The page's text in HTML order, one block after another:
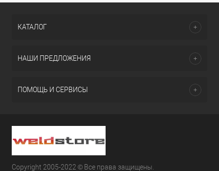
КАТАЛОГ
НАШИ ПРЕДЛОЖЕНИЯ
ПОМОЩЬ И СЕРВИСЫ
Copyright 2005-2022 © Все права защищены.